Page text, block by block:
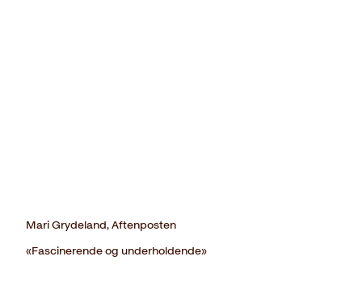
Mari Grydeland, Aftenposten
«Fascinerende og underholdende»